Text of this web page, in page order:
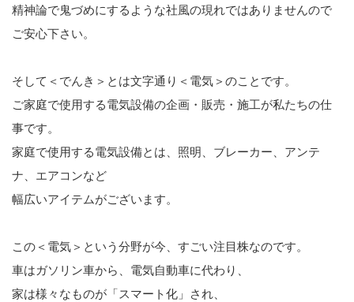
精神論で鬼づめにするような社風の現れではありませんので
ご安心下さい。
そして＜でんき＞とは文字通り＜電気＞のことです。
ご家庭で使用する電気設備の企画・販売・施工が私たちの仕
事です。
家庭で使用する電気設備とは、照明、ブレーカー、アンテ
ナ、エアコンなど
幅広いアイテムがございます。
この＜電気＞という分野が今、すごい注目株なのです。
車はガソリン車から、電気自動車に代わり、
家は様々なものが「スマート化」され、